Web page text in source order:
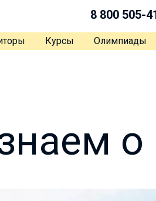
8 800 505-
Курсы Олимпиады
о